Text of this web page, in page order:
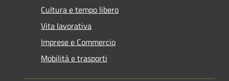
Cultura e tempo libero
Vita lavorativa
Imprese e Commercio
Mobilità e trasporti